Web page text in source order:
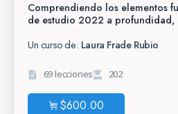
Comprendiendo los elementos
de estudio 2022 a profundidad,
Un curso de: Laura Frade Rubio
69 lecciones 202
$600.00